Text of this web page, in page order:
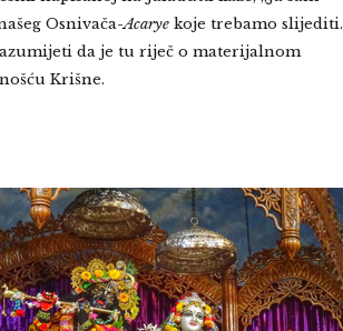
Osnivača-Acarye koje trebamo slijediti.
da je tu riječ o materijalnom
Krišne.